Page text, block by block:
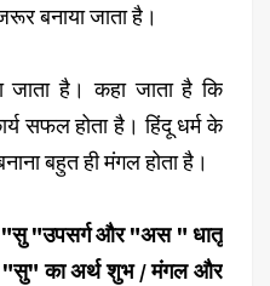
बनाया जाता है।
जाता है। कहा जाता है कि
सफल होता है। हिंदू धर्म के
बहुत ही मंगल होता है।
"उपसर्ग और "अस " धातू
"सु" का अर्थ शुभ / मंगल और